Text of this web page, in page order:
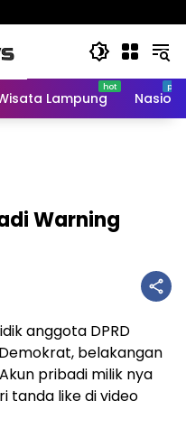
Lampung
Warning
anggota DPRD
belakangan
pribadi milik nya
tanda like di video